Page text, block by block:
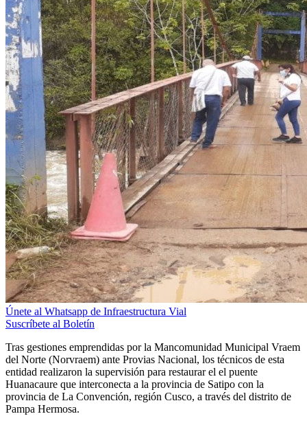
Únete al Whatsapp de Infraestructura Vial
Suscríbete al Boletín
Tras gestiones emprendidas por la Mancomunidad Municipal Vraem
del Norte (Norvraem) ante Provias Nacional, los técnicos de esta
entidad realizaron la supervisión para restaurar el el puente
Huanacaure que interconecta a la provincia de Satipo con la
provincia de La Convención, región Cusco, a través del distrito de
Pampa Hermosa.